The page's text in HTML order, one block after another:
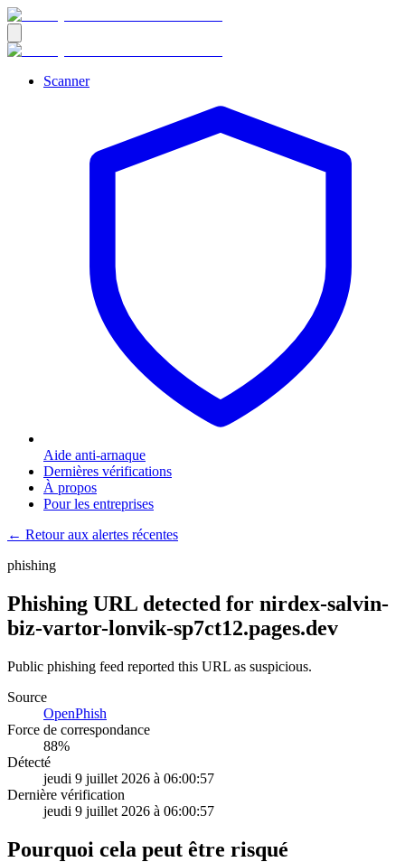
Scanner
Aide anti-arnaque
Dernières vérifications
À propos
Pour les entreprises
← Retour aux alertes récentes
phishing
Phishing URL detected for nirdex-salvin-
biz-vartor-lonvik-sp7ct12.pages.dev
Public phishing feed reported this URL as suspicious.
Source
OpenPhish
Force de correspondance
88%
Détecté
jeudi 9 juillet 2026 à 06:00:57
Dernière vérification
jeudi 9 juillet 2026 à 06:00:57
Pourquoi cela peut être risqué